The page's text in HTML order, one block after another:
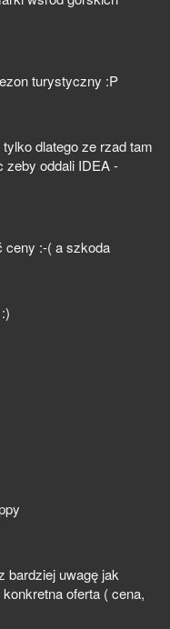
turystyczny :P
dlatego ze rzad tam
zeby oddali IDEA -
ceny :-( a szkoda
bardziej uwagę jak
oferta ( cena,